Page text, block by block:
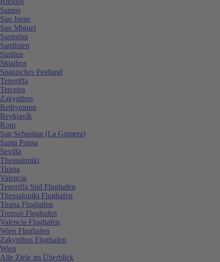
Samos
Sao Jorge
Sao Miguel
Santorini
Sardinien
Sizilien
Skiathos
Spanisches Festland
Teneriffa
Terceira
Zakynthos
Rethymnon
Reykjavík
Rom
San Sebastian (La Gomera)
Santa Ponsa
Sevilla
Thessaloniki
Tirana
Valencia
Teneriffa Süd Flughafen
Thessaloniki Flughafen
Tirana Flughafen
Tromsö Flughafen
Valencia Flughafen
Wien Flughafen
Zakynthos Flughafen
Wien
Alle Ziele im Überblick